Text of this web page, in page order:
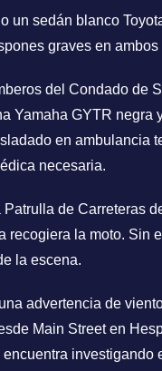
un sedán blanco
graves en ambos
del Condado de
Yamaha GYTR negra
en ambulancia
necesaria.
de Carreteras
recogiera la moto. Sin
la escena.
advertencia de
Main Street en
investigando